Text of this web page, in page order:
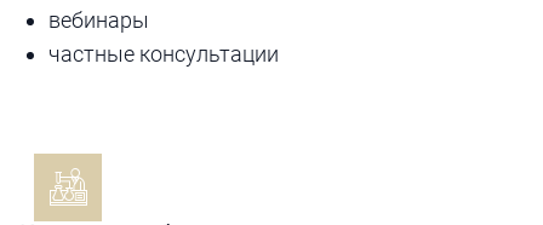
вебинары
частные консультации